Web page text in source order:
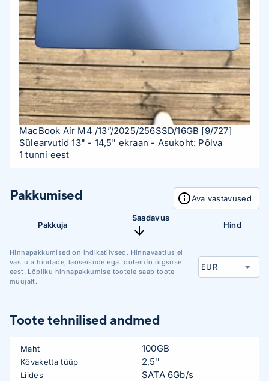
MacBook Air M4 /13”/2025/256SSD/16GB [9/727]
Sülearvutid 13" - 14,5" ekraan - Asukoht: Põlva
1 tunni eest
Pakkumised Ava vastavused
Pakkuja
Saadavus
Hind
Hinnapakkumised on indikatiivsed. Hinnavaatlus ei
vastuta hindade, laoseisude ega tooteinfo õigsuse
eest. Lõpliku hinnapakkumise tootele saab toote
müüjalt.
Toote tehnilised andmed
Maht 100GB
Kõvaketta tüüp 2,5"
Liides SATA 6Gb/s